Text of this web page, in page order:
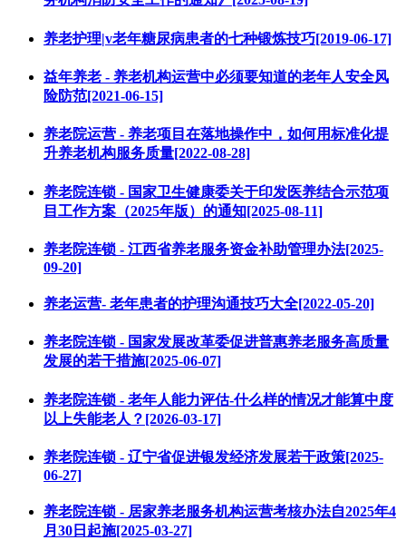
养老护理|v老年糖尿病患者的七种锻炼技巧[2019-06-17]
益年养老 - 养老机构运营中必须要知道的老年人安全风
险防范[2021-06-15]
养老院运营 - 养老项目在落地操作中，如何用标准化提
升养老机构服务质量[2022-08-28]
养老院连锁 - 国家卫生健康委关于印发医养结合示范项
目工作方案（2025年版）的通知[2025-08-11]
养老院连锁 - 江西省养老服务资金补助管理办法[2025-
09-20]
养老运营- 老年患者的护理沟通技巧大全[2022-05-20]
养老院连锁 - 国家发展改革委促进普惠养老服务高质量
发展的若干措施[2025-06-07]
养老院连锁 - 老年人能力评估-什么样的情况才能算中度
以上失能老人？[2026-03-17]
养老院连锁 - 辽宁省促进银发经济发展若干政策[2025-
06-27]
养老院连锁 - 居家养老服务机构运营考核办法自2025年4
月30日起施[2025-03-27]